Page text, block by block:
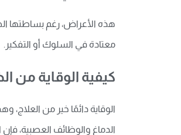
هذه الأعراض، رغم بساطتها
معتادة في السلوك أو التفكير.
كيفية الوقاية من
الوقاية دائمًا خير من العلاج،
الدماغ والوظائف العصبية،